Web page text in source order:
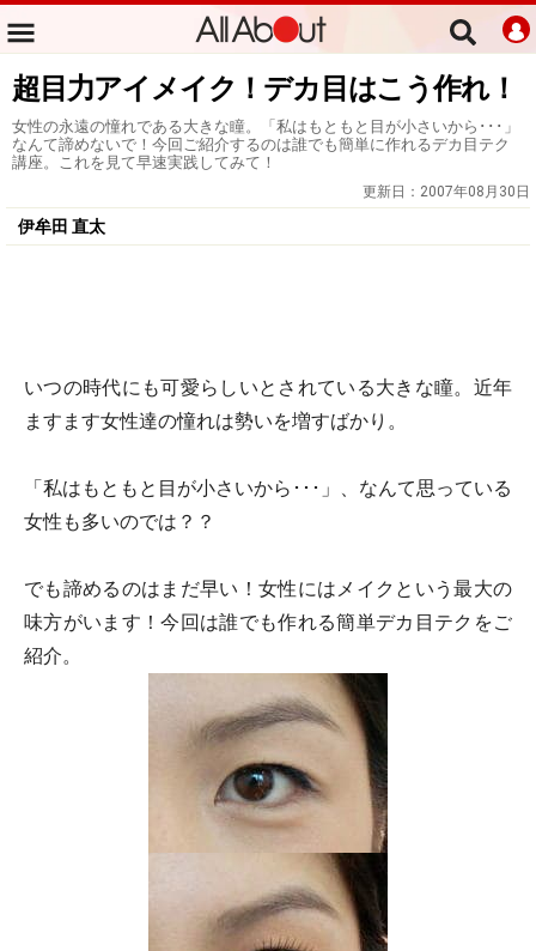
超目力アイメイク！デカ目はこう作れ！
女性の永遠の憧れである大きな瞳。「私はもともと目が小さいから･･･」
なんて諦めないで！今回ご紹介するのは誰でも簡単に作れるデカ目テク
講座。これを見て早速実践してみて！
更新日： 2007年08月30日
伊牟田 直太
いつの時代にも可愛らしいとされている大きな瞳。近年
ますます女性達の憧れは勢いを増すばかり。
「私はもともと目が小さいから･･･」、なんて思っている
女性も多いのでは？？
でも諦めるのはまだ早い！女性にはメイクという最大の
味方がいます！今回は誰でも作れる簡単デカ目テクをご
紹介。